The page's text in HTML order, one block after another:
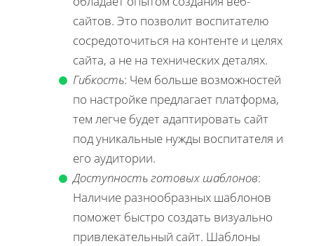
сайтов. Это позволит воспитателю
сосредоточиться на контенте и целях
сайта, а не на технических деталях.
Гибкость: Чем больше возможностей
по настройке предлагает платформа,
тем легче будет адаптировать сайт
под уникальные нужды воспитателя и
его аудитории.
Доступность готовых шаблонов:
Наличие разнообразных шаблонов
поможет быстро создать визуально
привлекательный сайт. Шаблоны